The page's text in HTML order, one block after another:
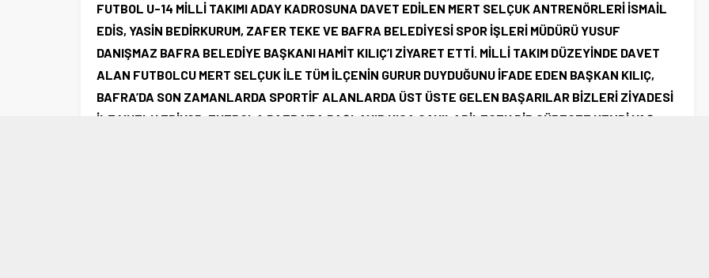
FUTBOL U-14 MİLLİ TAKIMI ADAY KADROSUNA DAVET EDİLEN MERT SELÇUK ANTRENÖRLERİ İSMAİL
EDİS, YASİN BEDİRKURUM, ZAFER TEKE VE BAFRA BELEDİYESİ SPOR İŞLERİ MÜDÜRÜ YUSUF
DANIŞMAZ BAFRA BELEDİYE BAŞKANI HAMİT KILIÇ’I ZİYARET ETTİ. MİLLİ TAKIM DÜZEYİNDE DAVET
ALAN FUTBOLCU MERT SELÇUK İLE TÜM İLÇENİN GURUR DUYDUĞUNU İFADE EDEN BAŞKAN KILIÇ,
BAFRA’DA SON ZAMANLARDA SPORTİF ALANLARDA ÜST ÜSTE GELEN BAŞARILAR BİZLERİ ZİYADESİ
İLE MUTLU EDİYOR. FUTBOLA BAFRA’DA BAŞLAYIP KISA SAYILABİLECEK BİR SÜREÇTE KENDİ YAŞ